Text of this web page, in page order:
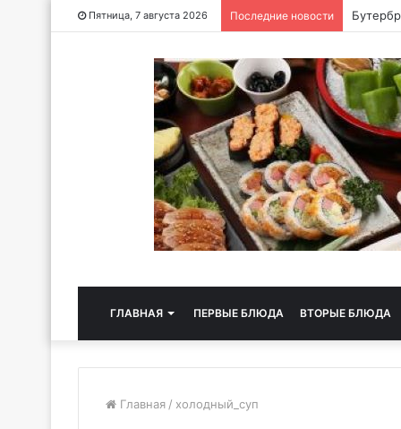
Пятница, 7 августа 2026 Последние новости
ГЛАВНАЯ ПЕРВЫЕ БЛЮДА ВТОРЫЕ БЛЮДА
Главная / холодный_суп